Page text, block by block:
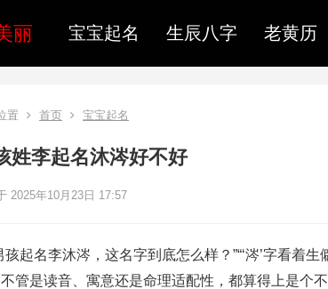
丽 宝宝起名 生辰八字 老黄历
置 首页 宝宝起名
姓李起名沐涔好不好
2025年10月23日 17:57
孩起名李沐涔，这名字到底怎么样？”“‘涔’字看着
管是读音、寓意还是命理适配性，都算得上是个